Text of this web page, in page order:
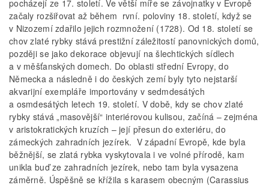
pocházejí ze 17. století. Ve větší míře se závojnatky v Evropě
začaly rozšiřovat až během rvní. poloviny 18. století, když se
v Nizozemí zdařilo jejich rozmnožení (1728). Od 18. století se
chov zlaté rybky stává prestižní záležitostí panovnických domů,
později se jako dekorace objevují na šlechtických sídlech
a v měšťanských domech. Do oblasti střední Evropy, do
Německa a následně i do českých zemí byly tyto nejstarší
akvarijní exempláře importovány v sedmdesátých
a osmdesátých letech 19. století. V době, kdy se chov zlaté
rybky stává „masovější“ interiérovou kulisou, začíná – zejména
v aristokratických kruzích – její přesun do exteriéru, do
zámeckých zahradních jezírek. V západní Evropě, kde byla
běžnější, se zlatá rybka vyskytovala i ve volné přírodě, kam
unikla buď ze zahradních jezírek, nebo tam byla vysazena
záměrně. Úspěšně se křížila s karasem obecným (Carassius